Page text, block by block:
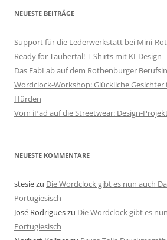
NEUESTE BEITRÄGE
Support für die Lederwerkstatt bei Mini-
Ready for Taubertal! T-Shirts mit KI-Design
Das FabLab auf dem Rothenburger
Wordclock-Workshop: Glückliche
Hürden
Vom iPad auf die Streetwear: Design-
NEUESTE KOMMENTARE
stesiezu Die Wordclock gibt es nun auch
Portugiesisch
José Rodrigueszu Die Wordclock gibt es
Portugiesisch